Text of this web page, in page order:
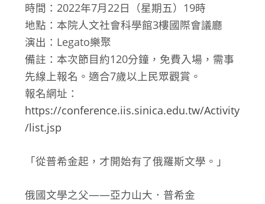
時間：2022年7月22日（星期五）19時
地點：本院人文社會科學館3樓國際會議廳
演出：Legato樂聚
備註：本次節目約120分鐘，免費入場，需事
先線上報名。適合7歲以上民眾觀賞。
報名網址：
https://conference.iis.sinica.edu.tw/Activity
/list.jsp
「從普希金起，才開始有了俄羅斯文學。」
俄國文學之父——亞力山大．普希金